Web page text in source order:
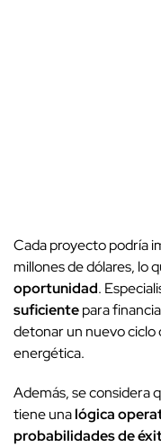
Cada proyecto podría
millones de dólares, lo
oportunidad.
suficientepara
detonar un nuevo ciclo
energética.
Además, se considera
tiene unalógica
probabilidades de